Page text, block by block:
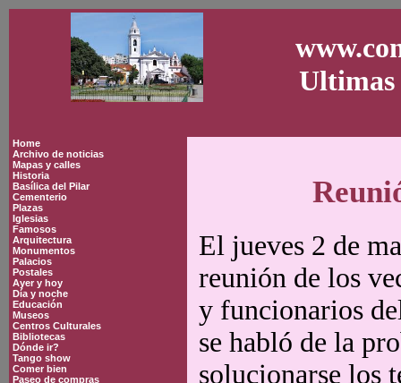
Ultimas
Home
Archivo de noticias
Mapas y calles
Historia
Basílica del Pilar
Cementerio
Plazas
Iglesias
Famosos
Arquitectura
Monumentos
Palacios
Postales
Ayer y hoy
Día y noche
Educación
Museos
Centros Culturales
Bibliotecas
Dónde ir?
Tango show
Comer bien
Paseo de compras
El jueves 2 de
reunión de los
y funcionarios
se habló de la
solucionarse los